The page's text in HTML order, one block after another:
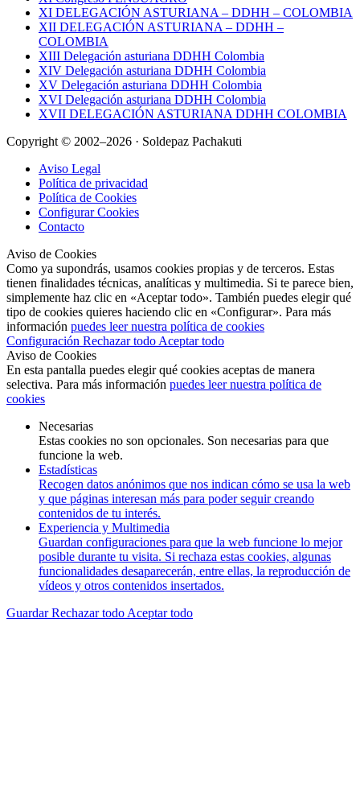
XI DELEGACIÓN ASTURIANA – DDHH – COLOMBIA
XII DELEGACIÓN ASTURIANA – DDHH –
COLOMBIA
XIII Delegación asturiana DDHH Colombia
XIV Delegación asturiana DDHH Colombia
XV Delegación asturiana DDHH Colombia
XVI Delegación asturiana DDHH Colombia
XVII DELEGACIÓN ASTURIANA DDHH COLOMBIA
Copyright © 2002–2026 · Soldepaz Pachakuti
Aviso Legal
Política de privacidad
Política de Cookies
Configurar Cookies
Contacto
Aviso de Cookies
Como ya supondrás, usamos cookies propias y de terceros. Estas
tienen finalidades técnicas, analíticas y multimedia. Si te parece bien,
simplemente haz clic en «Aceptar todo». También puedes elegir qué
tipo de cookies quieres haciendo clic en «Configurar». Para más
información puedes leer nuestra política de cookies
Configuración Rechazar todo Aceptar todo
Aviso de Cookies
En esta pantalla puedes elegir qué cookies aceptas de manera
selectiva. Para más información puedes leer nuestra política de
cookies
Necesarias
Estas cookies no son opcionales. Son necesarias para que
funcione la web.
Estadísticas
Recogen datos anónimos que nos indican cómo se usa la web
y que páginas interesan más para poder seguir creando
contenidos de tu interés.
Experiencia y Multimedia
Guardan configuraciones para que la web funcione lo mejor
posible durante tu visita. Si rechaza estas cookies, algunas
funcionalidades desaparecerán, entre ellas, la reproducción de
vídeos y otros contenidos insertados.
GuardarRechazar todo Aceptar todo